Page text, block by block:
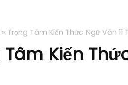
» Trọng Tâm Kiến Thức Ngữ Văn 11
Kiến